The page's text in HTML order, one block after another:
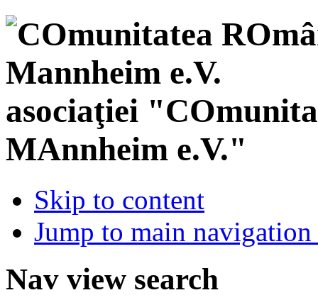
asociaţiei
MAnnheim e.V."
Skip to content
Jump to main
Nav view search